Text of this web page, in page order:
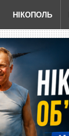
НІКОПОЛЬ